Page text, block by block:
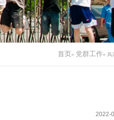
首页» 党群工作» 风
2022-